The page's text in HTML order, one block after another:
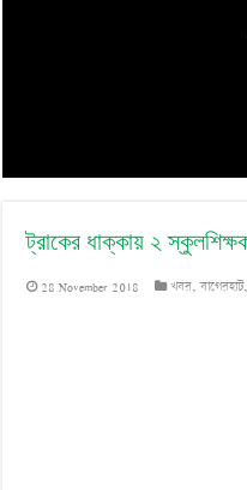
‘বড় নাশকতার জন্য’ অস্ত্র নিয়ে
ট্রাকের ধাক্কায় ২
28 November 2018 খবর,বাগেরহাট